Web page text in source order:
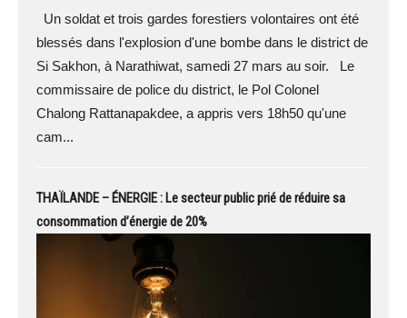
Un soldat et trois gardes forestiers volontaires ont été
blessés dans l'explosion d'une bombe dans le district de
Si Sakhon, à Narathiwat, samedi 27 mars au soir. Le
commissaire de police du district, le Pol Colonel
Chalong Rattanapakdee, a appris vers 18h50 qu'une
cam...
THAÏLANDE – ÉNERGIE : Le secteur public prié de réduire sa
consommation d’énergie de 20%